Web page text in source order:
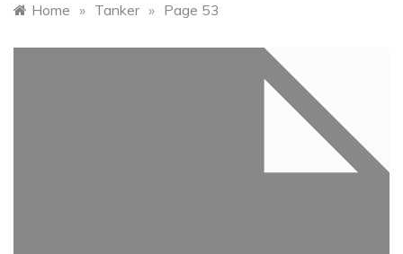
Home » Tanker » Page 53